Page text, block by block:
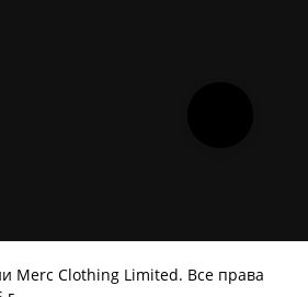
Merc Clothing Limited. Все права